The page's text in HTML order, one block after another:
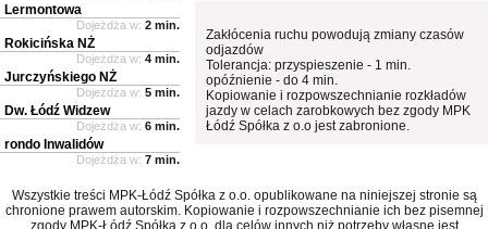
Zakłócenia ruchu powodują zmiany czasów
odjazdów
Tolerancja: przyspieszenie - 1 min.
opóźnienie - do 4 min.
Kopiowanie i rozpowszechnianie rozkładów
jazdy w celach zarobkowych bez zgody MPK
Łódź Spółka z o.o jest zabronione.
Lermontowa
Dojeżdża w: 2 min.
Rokicińska NŻ
Dojeżdża w: 4 min.
Jurczyńskiego NŻ
Dojeżdża w: 5 min.
Dw. Łódź Widzew
Dojeżdża w: 6 min.
rondo Inwalidów
Dojeżdża w: 7 min.
Wszystkie treści MPK-Łódź Spółka z o.o. opublikowane na niniejszej stronie są
chronione prawem autorskim. Kopiowanie i rozpowszechnianie ich bez pisemnej
zgody MPK-Łódź Spółka z o.o. dla celów innych niż potrzeby własne jest